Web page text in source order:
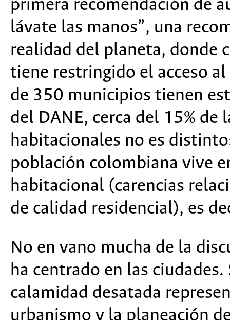
primera recomendación de
lávate las manos”, una
realidad del planeta, donde
tiene restringido el acceso
de 350 municipios tienen
del DANE, cerca del 15% de
habitacionales no es
población colombiana vive
habitacional (carencias
de calidad residencial), es
No en vano mucha de la
ha centrado en las
calamidad desatada
urbanismo y la planeación